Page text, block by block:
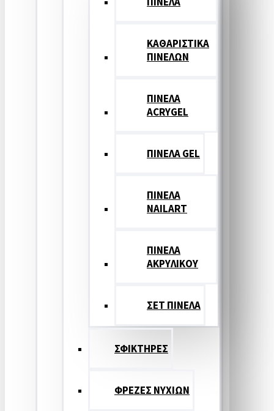
ΚΑΘΑΡΙΣΤΙΚΑ
ΠΙΝΕΛΩΝ
ΠΙΝΕΛΑ
ACRYGEL
ΠΙΝΕΛΑ GEL
ΠΙΝΕΛΑ
NAILART
ΠΙΝΕΛΑ
ΑΚΡΥΛΙΚΟΥ
ΣΕΤ ΠΙΝΕΛA
ΣΦΙΚΤΗΡΕΣ
ΦΡΕΖΕΣ ΝΥΧΙΩΝ